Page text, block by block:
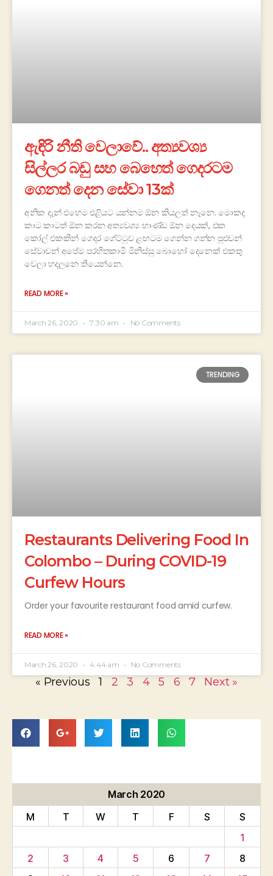
ඇඳිරි නීති වෙලාවේ.. අත්‍යවශ්‍ය
සිල්ලර බඩු සහ බෙහෙත් ගෙදරටම
ගෙනත් දෙන සේවා 13ක්
අනික දැන් එහෙම එළියට යන්නම ඕන කියලත් නෑනෙ. මොකද
කාට කාටත් ඕන කරන අත්‍යවශ්‍ය භාණ්ඩ ඕන දෙයක්, එක
කෝල් එකකින් ගෙදර ගේට්ටුව ළඟටම ගෙන්න ගන්න පුළුවන්
සේවාවන් අපේම පරහිතකාමී මිනිස්සු බොහෝ දෙනෙක් එකතු
වෙලා හදලනෙ තියෙන්නෙ.
READ MORE »
March 26, 2020 7:30 am No Comments
TRENDING
Restaurants Delivering Food In
Colombo – During COVID-19
Curfew Hours
Order your favourite restaurant food amid curfew.
READ MORE »
March 26, 2020 4:44 am No Comments
« Previous 1 2 3 4 5 6 7 Next »
March 2020
M
T W T F S
S
1
2
3 4 5 6 7
8